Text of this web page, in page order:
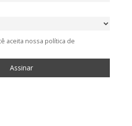
aceita nossa política de